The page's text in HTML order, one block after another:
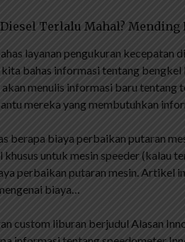
Terlalu Mahal?
layanan pengukuran kecepatan
bahas informasi tentang
menulis informasi baru
mereka yang membutuhkan
berapa biaya perbaikan putaran
untuk mesin speeder (kalau
perbaikan putaran mesin. Artikel
biaya…
custom liburan berjudul Alasan